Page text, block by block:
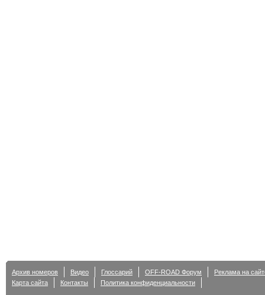
Архив номеров Видео Глоссарий OFF-ROAD Форум
Реклама на
Карта сайта
Контакты Политика конфиденциальности